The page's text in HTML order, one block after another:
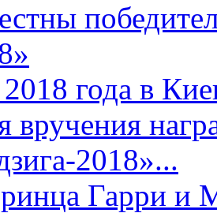
года в
вручения
2018»...
Гарри и